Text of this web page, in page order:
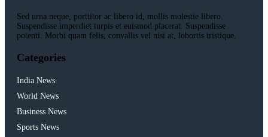
Sed urna neque, porttitor ac libero id, mollis molestie libero.
Suspendisse imperdiet turpis et euismod placerat. Suspendisse
potenti. Morbi quam felis, convallis vel nisi at, lobortis tristique.
Categories
India News
World News
Business News
Sports News